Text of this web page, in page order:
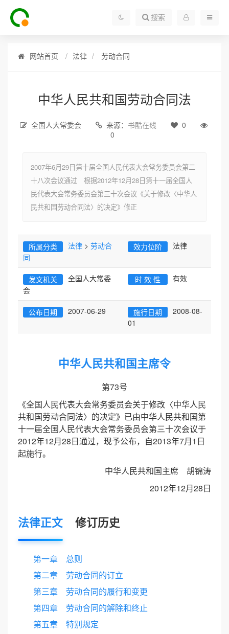
搜索
网站首页 法律 劳动合同
中华人民共和国劳动合同法
全国人大常委会 来源： 书酷在线
0
0
2007年6月29日第十届全国人民代表大会常务委员会第二
十八次会议通过 根据2012年12月28日第十一届全国人
民代表大会常务委员会第三十次会议《关于修改〈中华人
民共和国劳动合同法〉的决定》修正
所属分类 法律 > 劳动合
同
效力位阶 法律
发文机关
全国人大常委
会
时 效 性 有效
公布日期 2007-06-29 施行日期
2008-08-
01
中华人民共和国主席令
第73号
《全国人民代表大会常务委员会关于修改〈中华人民
共和国劳动合同法〉的决定》已由中华人民共和国第
十一届全国人民代表大会常务委员会第三十次会议于
2012年12月28日通过，现予公布，自2013年7月1日
起施行。
中华人民共和国主席 胡锦涛
2012年12月28日
法律正文 修订历史
第一章 总则
第二章 劳动合同的订立
第三章 劳动合同的履行和变更
第四章 劳动合同的解除和终止
第五章 特别规定